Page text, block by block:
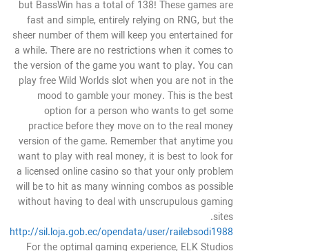
but BassWin has a total of 138! These games are
fast and simple, entirely relying on RNG, but the
sheer number of them will keep you entertained for
a while. There are no restrictions when it comes to
the version of the game you want to play. You can
play free Wild Worlds slot when you are not in the
mood to gamble your money. This is the best
option for a person who wants to get some
practice before they move on to the real money
version of the game. Remember that anytime you
want to play with real money, it is best to look for
a licensed online casino so that your only problem
will be to hit as many winning combos as possible
without having to deal with unscrupulous gaming
sites.
http://sil.loja.gob.ec/opendata/user/railebsodi1988
For the optimal gaming experience, ELK Studios